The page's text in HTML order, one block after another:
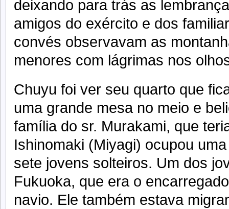
deixando para trás as
amigos do exército e dos
convés observavam as
menores com lágrimas nos
Chuyu foi ver seu quarto que
uma grande mesa no meio e
família do sr. Murakami, que
Ishinomaki (Miyagi) ocupou
sete jovens solteiros. Um dos
Fukuoka, que era o
navio. Ele também estava